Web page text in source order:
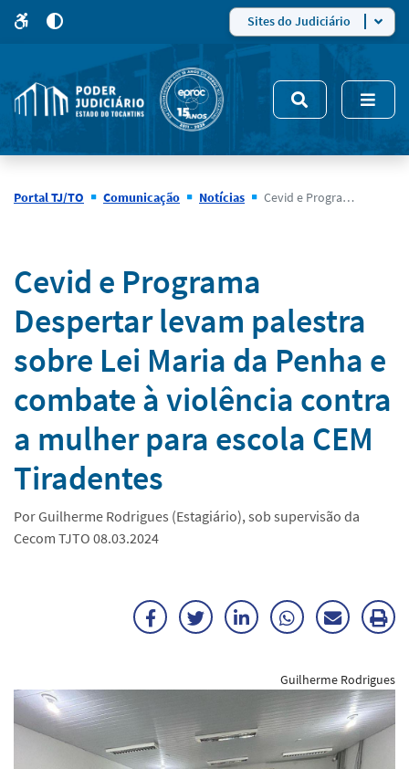
site
5
modo
de
alto
Sites do Judiciário
Portal TJ/TO Comunicação Notícias Cevid e Programa Despertar levam palestra sobre Lei Maria da Penha e combate à violência contra a mulher para escola CEM Tiradentes
Notícias
Cevid e Programa
Despertar levam palestra
sobre Lei Maria da Penha e
combate à violência contra
a mulher para escola CEM
Tiradentes
Por Guilherme Rodrigues (Estagiário), sob supervisão da
Cecom TJTO 08.03.2024
FacebookTwitterLinkedInWhatsApp
Enviar
E-
mail
Guilherme Rodrigues